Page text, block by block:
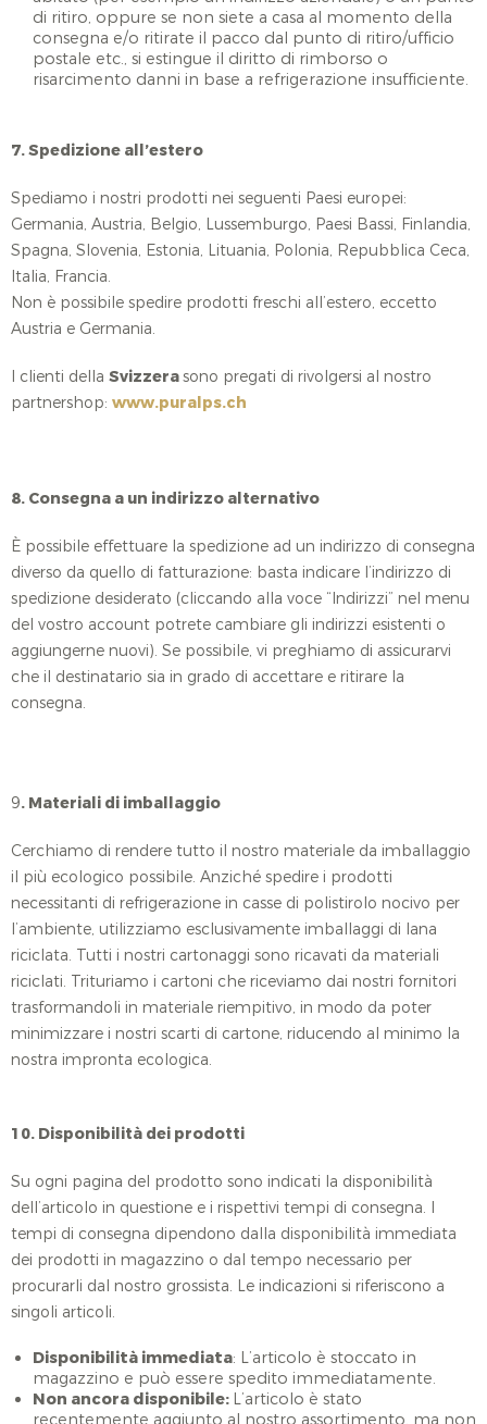
di ritiro, oppure se non siete a casa al momento della
consegna e/o ritirate il pacco dal punto di ritiro/ufficio
postale etc., si estingue il diritto di rimborso o
risarcimento danni in base a refrigerazione insufficiente.
7. Spedizione all’estero
Spediamo i nostri prodotti nei seguenti Paesi europei:
Germania, Austria, Belgio, Lussemburgo, Paesi Bassi, Finlandia,
Spagna, Slovenia, Estonia, Lituania, Polonia, Repubblica Ceca,
Italia, Francia.
Non è possibile spedire prodotti freschi all’estero, eccetto
Austria e Germania.
I clienti della Svizzerasono pregati di rivolgersi al nostro
partnershop: www.puralps.ch
8. Consegna a un indirizzo alternativo
È possibile effettuare la spedizione ad un indirizzo di consegna
diverso da quello di fatturazione: basta indicare l’indirizzo di
spedizione desiderato (cliccando alla voce “Indirizzi” nel menu
del vostro account potrete cambiare gli indirizzi esistenti o
aggiungerne nuovi). Se possibile, vi preghiamo di assicurarvi
che il destinatario sia in grado di accettare e ritirare la
consegna.
9. Materiali di imballaggio
Cerchiamo di rendere tutto il nostro materiale da imballaggio
il più ecologico possibile. Anziché spedire i prodotti
necessitanti di refrigerazione in casse di polistirolo nocivo per
l’ambiente, utilizziamo esclusivamente imballaggi di lana
riciclata. Tutti i nostri cartonaggi sono ricavati da materiali
riciclati. Trituriamo i cartoni che riceviamo dai nostri fornitori
trasformandoli in materiale riempitivo, in modo da poter
minimizzare i nostri scarti di cartone, riducendo al minimo la
nostra impronta ecologica.
10. Disponibilità dei prodotti
Su ogni pagina del prodotto sono indicati la disponibilità
dell’articolo in questione e i rispettivi tempi di consegna. I
tempi di consegna dipendono dalla disponibilità immediata
dei prodotti in magazzino o dal tempo necessario per
procurarli dal nostro grossista. Le indicazioni si riferiscono a
singoli articoli.
Disponibilità immediata: L’articolo è stoccato in
magazzino e può essere spedito immediatamente.
Non ancora disponibile: L’articolo è stato